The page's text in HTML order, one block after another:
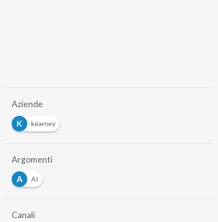
Aziende
K
kearney
Argomenti
A
AI
Canali